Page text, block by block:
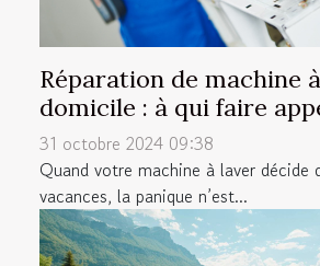
Réparation de machine
domicile : à qui faire
31 octobre 2024 09:38
Quand votre machine à laver décide
vacances, la panique n’est...